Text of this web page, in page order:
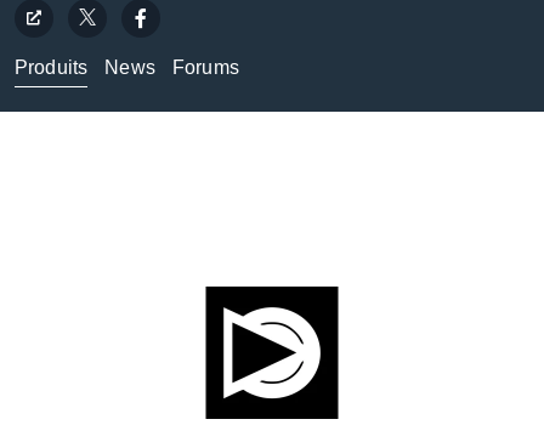
Produits News Forums